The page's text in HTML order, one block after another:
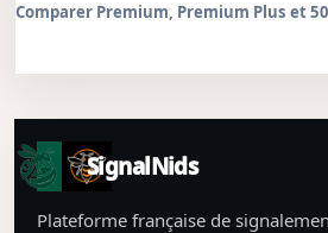
Comparer Premium, Premium Plus et
SignalNids
Plateforme française de